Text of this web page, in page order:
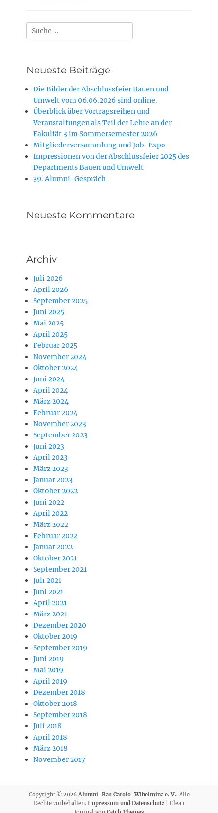
Suchen
nach:
Neueste Beiträge
Die Bilder der Abschlussfeier Bauen und
Umwelt vom 06.06.2026 sind online.
Überblick über Vortragsreihen und
Veranstaltungen als Teil der Lehre an der
Fakultät 3 im Sommersemester 2026
Mitgliederversammlung und Job-Expo
Impressionen von der Abschlussfeier 2025 des
Departments Bauen und Umwelt
39. Alumni-Gespräch
Neueste Kommentare
Archiv
Juli 2026
April 2026
September 2025
Juni 2025
Mai 2025
April 2025
Februar 2025
November 2024
Oktober 2024
Juni 2024
April 2024
März 2024
Februar 2024
November 2023
September 2023
Juni 2023
April 2023
März 2023
Januar 2023
Oktober 2022
Juni 2022
April 2022
März 2022
Februar 2022
Januar 2022
Oktober 2021
September 2021
Juli 2021
Juni 2021
April 2021
März 2021
Dezember 2020
Oktober 2019
September 2019
Juni 2019
Mai 2019
April 2019
Dezember 2018
Oktober 2018
September 2018
Juli 2018
April 2018
März 2018
November 2017
Copyright © 2026 Alumni-Bau Carolo-Wihelmina e. V.. Alle
Rechte vorbehalten. Impressum und Datenschutz | Clean